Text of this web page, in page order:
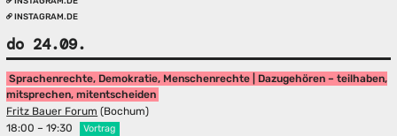
INSTAGRAM.DE
do 24.09.
Sprachenrechte, Demokratie, Menschenrechte | Dazugehören – teilhaben,
mitsprechen, mitentscheiden
Fritz Bauer Forum (Bochum)
18:00 – 19:30
Vortrag